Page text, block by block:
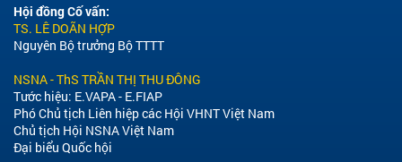
Hội đồng Cố vấn:
TS. LÊ DOÃN HỢP
Nguyên Bộ trưởng Bộ TTTT
NSNA - ThS TRẦN THỊ THU ĐÔNG
Tước hiệu: E.VAPA - E.FIAP
Phó Chủ tịch Liên hiệp các Hội VHNT Việt Nam
Chủ tịch Hội NSNA Việt Nam
Đại biểu Quốc hội